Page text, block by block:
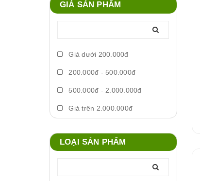
GIÁ SẢN PHẨM
Giá dưới 200.000đ
200.000đ - 500.000đ
500.000đ - 2.000.000đ
Giá trên 2.000.000đ
LOẠI SẢN PHẨM